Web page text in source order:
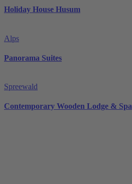
Holiday House Husum
Alps
Panorama Suites
Spreewald
Contemporary Wooden Lodge & Spa